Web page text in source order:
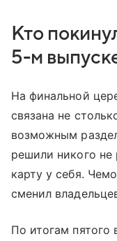
Кто
5-м
На финальной
связана не
возможным
решили никого не
карту у себя.
сменил
По итогам пятого